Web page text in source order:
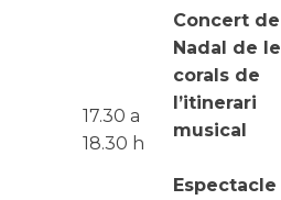
17.30 a
18.30 h
Concert de
Nadal de
corals de
l’itinerari
musical
Espectacle